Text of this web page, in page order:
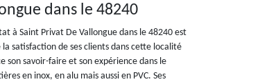
dans le 48240
à Saint Privat De Vallongue dans le 48240 est
satisfaction de ses clients dans cette localité
son savoir-faire et son expérience dans le
en inox, en alu mais aussi en PVC. Ses